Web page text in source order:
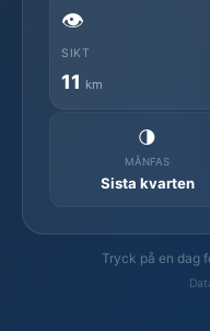
👁️
SIKT
11 km
🌗
MÅNFAS
Sista kvarten
Tryck på en dag